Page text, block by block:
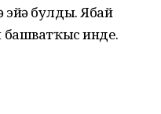
булды. Ябай
башватҡыс инде.